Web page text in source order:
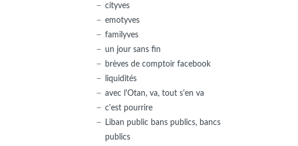
cityves
emotyves
familyves
un jour sans fin
brèves de comptoir facebook
liquidités
avec l'Otan, va, tout s'en va
c'est pourrire
Liban public bans publics, bancs
publics